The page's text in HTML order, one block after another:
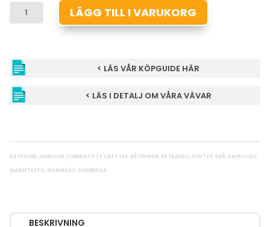
HORIZON
SORRENTO
10202
08
MÄNGD
LÄGG TILL I VARUKORG
< LÄS VÅR KÖPGUIDE HÄR
< LÄS I DETALJ OM VÅRA VÄVAR
KATEGORI: HORIZON SORRENTO ETIKETTER: BÅTDYNOR, BÅTKAPELL, DYNTYG GRÅ, KAPELLVÄV,
MARINTEXTIL, MARINVÄV, SUNBRELLA
BESKRIVNING